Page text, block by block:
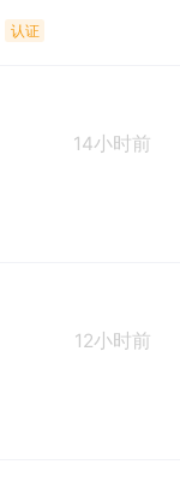
认证
14小时前
12小时前